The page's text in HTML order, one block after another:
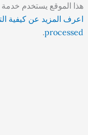
هذا الموقع يستخدم خدمة
اعرف المزيد عن كيفية
processed
.